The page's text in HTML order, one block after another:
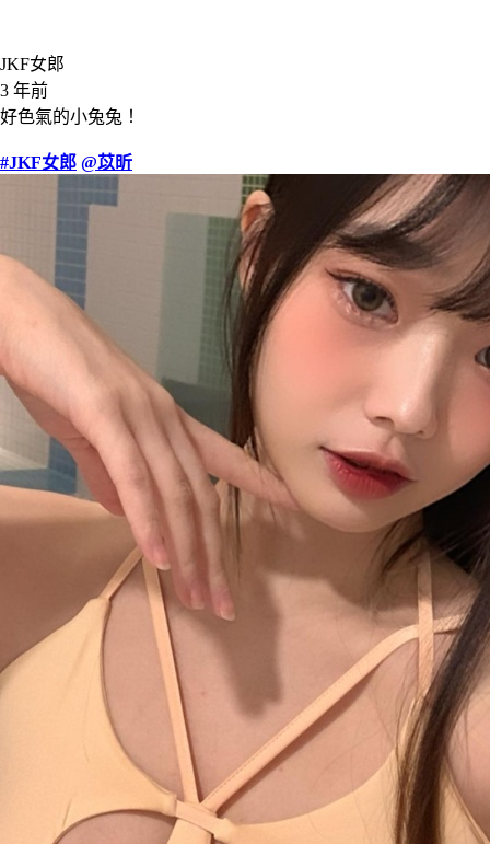
JKF女郎
3 年前
好色氣的小兔兔！
#JKF女郎 @苡昕